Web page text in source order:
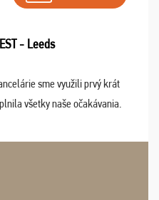
- Leeds
sme využili prvý krát
všetky naše očakávania.
...